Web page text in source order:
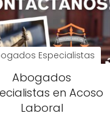
Especialistas
Abogados
en Acoso
Laboral